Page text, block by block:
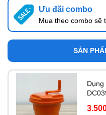
Ưu đãi combo
Mua theo combo sẽ
SẢN